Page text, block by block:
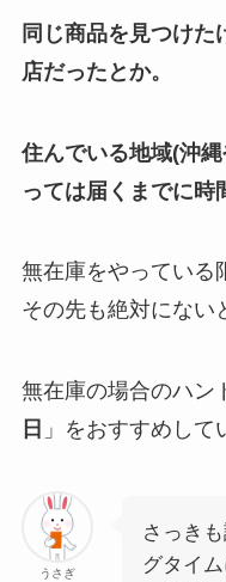
同じ商品を見つけた
店だったとか。
住んでいる地域(沖
っては届くまでに時
無在庫をやっている
その先も絶対にない
無在庫の場合のハン
日 」をおすすめして
うさぎ
さっき
グタイ